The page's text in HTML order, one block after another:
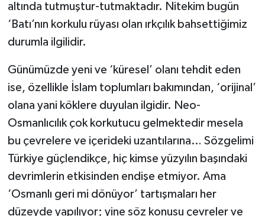
altında tutmuştur-tutmaktadır. Nitekim bugün
‘Batı’nın korkulu rüyası olan ırkçılık bahsettiğimiz
durumla ilgilidir.
Günümüzde yeni ve ‘küresel’ olanı tehdit eden
ise, özellikle İslam toplumları bakımından, ‘orijinal’
olana yani köklere duyulan ilgidir. Neo-
Osmanlıcılık çok korkutucu gelmektedir mesela
bu çevrelere ve içerideki uzantılarına… Sözgelimi
Türkiye güçlendikçe, hiç kimse yüzyılın başındaki
devrimlerin etkisinden endişe etmiyor. Ama
‘Osmanlı geri mi dönüyor’ tartışmaları her
düzeyde yapılıyor; yine söz konusu çevreler ve